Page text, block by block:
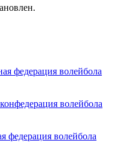
федерация волейбола
волейбола
федерация волейбола